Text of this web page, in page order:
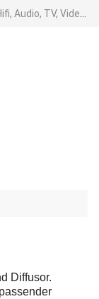
Audio, TV, Video, Foto
Diffusor.